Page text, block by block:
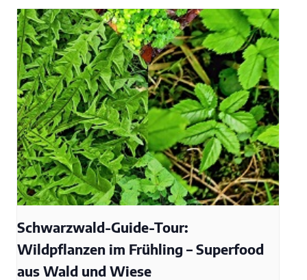
Schwarzwald-Guide-Tour:
Wildpflanzen im Frühling – Superfood
aus Wald und Wiese